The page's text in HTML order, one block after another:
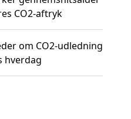
CO2-aftryk
om CO2-udledning
hverdag